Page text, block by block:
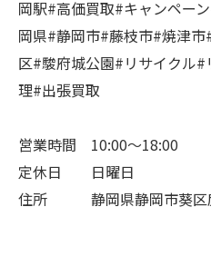
岡駅#高価買取#キャンペー
岡県#静岡市#藤枝市#焼津
区#駿府城公園#リサイクル
理#出張買取
営業時間 10:00～18:00
定休日 日曜日
住所 静岡県静岡市葵区